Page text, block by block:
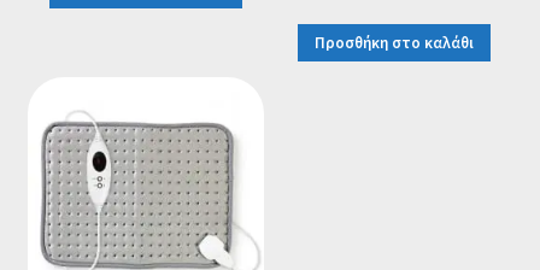
Προσθήκη στο καλάθι